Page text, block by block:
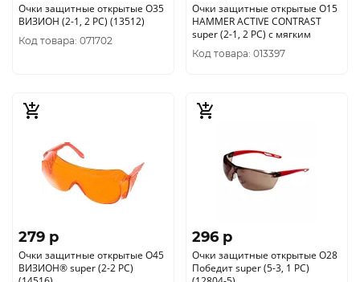
Очки защитные открытые О35
ВИЗИОН (2-1, 2 PС) (13512)
Код товара: 071702
Очки защитные открытые О15
HAMMER ACTIVЕ CONTRAST
super (2-1, 2 PC) с мягким
Код товара: 013397
279 p
Очки защитные открытые О45
ВИЗИОН® super (2-2 PС)
296 p
Очки защитные открытые О28
Победит super (5-3, 1 РС)